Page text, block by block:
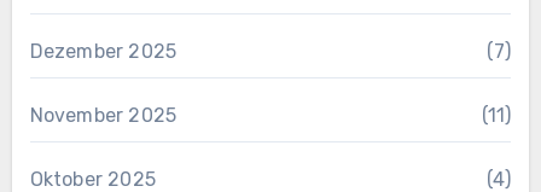
Dezember 2025 (7)
November 2025 (11)
Oktober 2025 (4)